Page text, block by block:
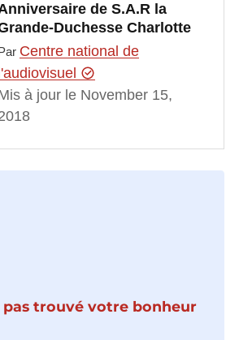
de S.A.R la
Duchesse Charlotte
Par Centre national de
l'audiovisuel
à jour le November 15,
pas trouvé votre bonheur